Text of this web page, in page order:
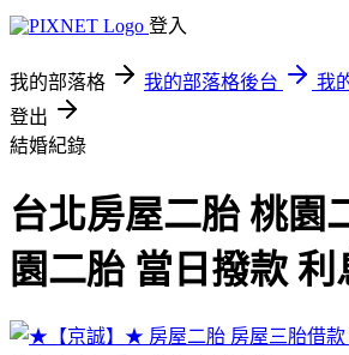
登入
我的部落格 我的部落格後台
我
登出
結婚紀錄
台北房屋二胎 桃園
園二胎 當日撥款 利